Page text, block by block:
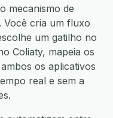
mecanismo de
Você cria um fluxo
um gatilho no
Coliaty, mapeia os
os aplicativos
real e sem a